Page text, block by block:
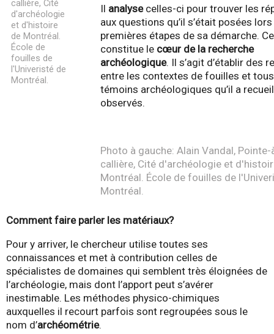
Il analysecelles-ci pour trouver les
aux questions qu’il s’était posées
premières étapes de sa démarche.
constitue le cœur de la recherche
archéologique. Il s’agit d’établir des
entre les contextes de fouilles et
témoins archéologiques qu’il a
observés.
Photo à gauche: Alain Vandal, Pointe-
callière, Cité d'archéologie et
Montréal. École de fouilles de
Montréal.
Comment faire parler les matériaux?
Pour y arriver, le chercheur utilise toutes ses
connaissances et met à contribution celles de
spécialistes de domaines qui semblent très éloignées de
l’archéologie, mais dont l’apport peut s’avérer
inestimable. Les méthodes physico-chimiques
auxquelles il recourt parfois sont regroupées sous le
nom d’archéométrie.